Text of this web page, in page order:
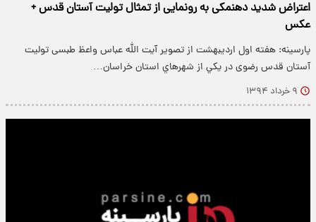
اعتراض شدید دهنمکی به رونمایی از تمثال تولیت آستان قدس +
عکس
پارسینه: هفته اول ارديبهشت از تصوير آيت الله عباس واعظ طبسی تولیت
آستان قدس رضوی در يكي از شهرهاي استان خراسان…
۹ خرداد ۱۳۹۴